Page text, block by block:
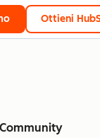
Ottieni
Community